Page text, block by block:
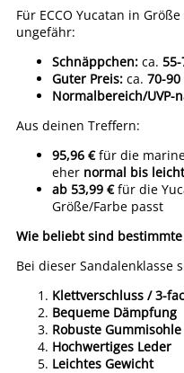
Für ECCO Yucatan in
ungefähr:
Schnäppchen: ca.
Guter Preis: ca. 70-90
Normalbereich/UVP-
Aus deinen Treffern:
95,96 €für die
eher normal bis
ab 53,99 €für die
Größe/Farbe passt
Wie beliebt sind
Bei dieser Sandalenklasse
Klettverschluss / 3-
Bequeme Dämpfung
Robuste Gummisohle
Hochwertiges Leder
Leichtes Gewicht